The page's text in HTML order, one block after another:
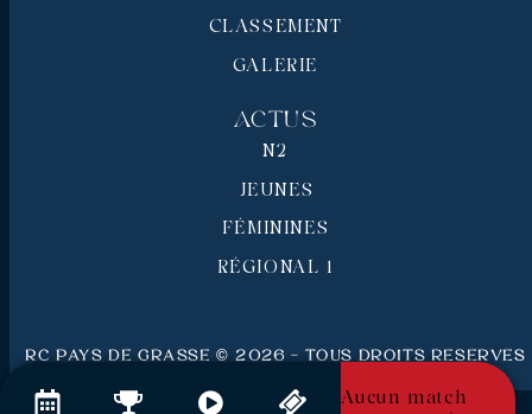
Aucun match
CLASSEMENT
GALERIE
Actus
N2
JEUNES
FÉMININES
RÉGIONAL 1
RC Pays de Grasse © 2026 - Tous droits réservés